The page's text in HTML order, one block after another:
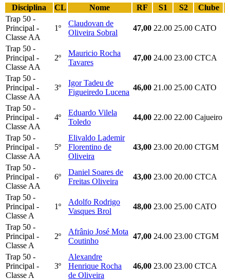
Disciplina CL Nome RF S1 S2
Clube
Trap 50 -
Principal -
Classe AA
1º
Claudovan de
Oliveira Sobral
47,00 22.00 25.00 CATO
Trap 50 -
Principal -
Classe AA
2º
Mauricio Rocha
Tavares
47,00 24.00 23.00 CTCA
Trap 50 -
Principal -
Classe AA
3º
Igor Tadeu de
Figueiredo Lucena
46,00 21.00 25.00 CATO
Trap 50 -
Principal -
Classe AA
4º
Eduardo Vilela
Toledo
44,00 22.00 22.00 Cajueiro
Trap 50 -
Principal -
Classe AA
5º
Elivaldo Lademir
Florentino de
Oliveira
43,00 23.00 20.00 CTGM
Trap 50 -
Principal -
Classe AA
6º
Daniel Soares de
Freitas Oliveira
43,00 23.00 20.00 CTCA
Trap 50 -
Principal -
Classe A
1º
Adolfo Rodrigo
Vasques Brol
48,00 23.00 25.00 CATO
Trap 50 -
Principal -
Classe A
2º
Afrânio José Mota
Coutinho
47,00 24.00 23.00 CTGM
Trap 50 -
Principal -
Classe A
3º
Alexandre
Henrique Rocha
de Oliveira
46,00 23.00 23.00 CTCA